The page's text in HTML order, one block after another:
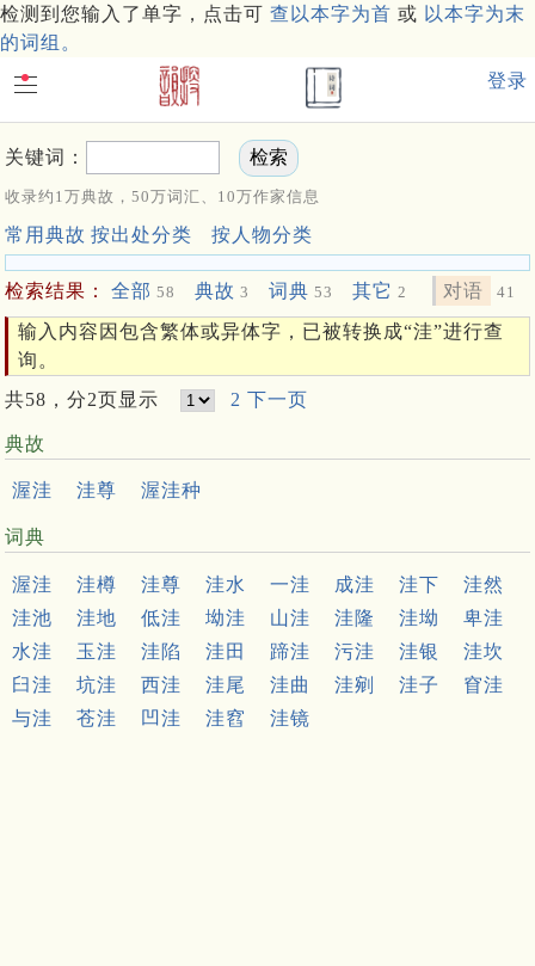
检测到您输入了单字，点击可 查以本字为首 或 以本字为末
的词组。
登录
关键词：
收录约1万典故，50万词汇、10万作家信息
常用典故 按出处分类 按人物分类
检索结果： 全部 58 典故 3 词典 53 其它 2 对语 41
输入内容因包含繁体或异体字，已被转换成“洼”进行查
询。
共58，分2页显示
2 下一页
典故
渥洼 洼尊 渥洼种
词典
渥洼 洼樽 洼尊 洼水 一洼 成洼 洼下
洼然
洼池
洼地 低洼 坳洼 山洼 洼隆 洼坳
卑洼
水洼
玉洼 洼陷 洼田 蹄洼 污洼 洼银
洼坎
臼洼
坑洼 西洼 洼尾 洼曲 洼剜 洼子
窅洼
与洼
苍洼 凹洼 洼窞 洼镜